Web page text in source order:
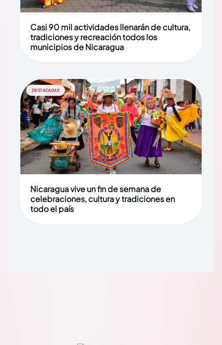
Casi 90 mil actividades llenarán de cultura,
tradiciones y recreación todos los
municipios de Nicaragua
DESTACADAS
Nicaragua vive un fin de semana de
celebraciones, cultura y tradiciones en
todo el país